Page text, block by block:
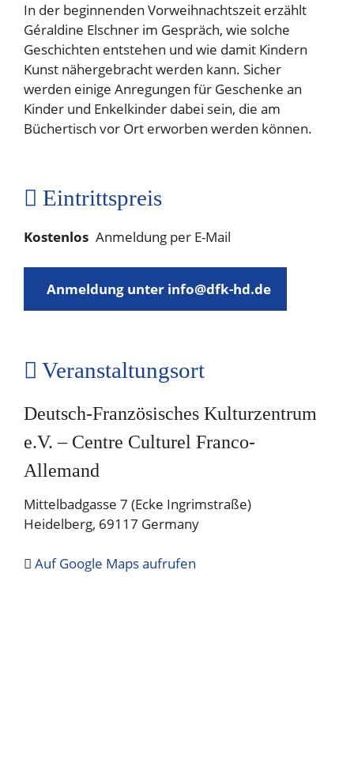
In der beginnenden Vorweihnachtszeit erzählt
Géraldine Elschner im Gespräch, wie solche
Geschichten entstehen und wie damit Kindern
Kunst nähergebracht werden kann. Sicher
werden einige Anregungen für Geschenke an
Kinder und Enkelkinder dabei sein, die am
Büchertisch vor Ort erworben werden können.
Eintrittspreis
Kostenlos Anmeldung per E-Mail
Anmeldung unter info@dfk-hd.de
Veranstaltungsort
Deutsch-Französisches Kulturzentrum
e.V. – Centre Culturel Franco-
Allemand
Mittelbadgasse 7 (Ecke Ingrimstraße)
Heidelberg, 69117 Germany
Auf Google Maps aufrufen